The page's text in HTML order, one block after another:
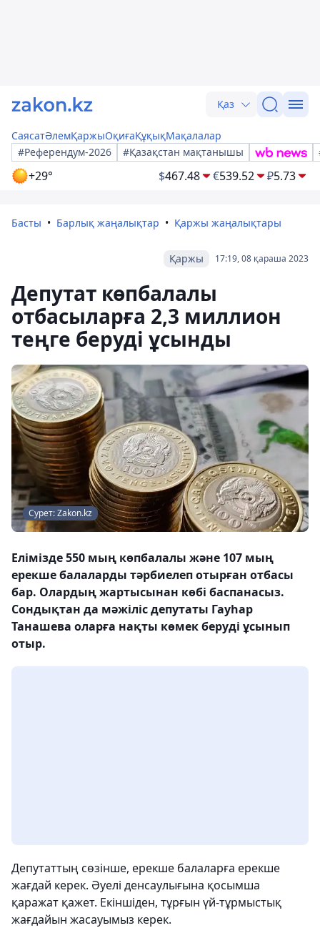
Қаз
СаясатӘлемҚаржыОқиғаҚұқықМақалалар
#Референдум-2026
#Қазақстан мақтанышы
+29° $467.48 €539.52 ₽5.73
Басты Барлық жаңалықтар Қаржы жаңалықтары
17:19, 08 қараша 2023
Қаржы
Депутат көпбалалы
отбасыларға 2,3 миллион
теңге беруді ұсынды
Сурет: Zakon.kz
Елімізде 550 мың көпбалалы және 107 мың
ерекше балаларды тәрбиелеп отырған отбасы
бар. Олардың жартысынан көбі баспанасыз.
Сондықтан да мәжіліс депутаты Гауһар
Танашева оларға нақты көмек беруді ұсынып
отыр.
Депутаттың сөзінше, ерекше балаларға ерекше
жағдай керек. Әуелі денсаулығына қосымша
қаражат қажет. Екіншіден, тұрғын үй-тұрмыстық
жағдайын жасауымыз керек.